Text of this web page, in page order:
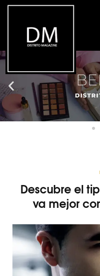
Descubre el
va mejor